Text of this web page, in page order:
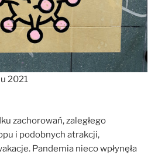
2021
zachorowań, zaległego
i podobnych atrakcji,
Pandemia nieco wpłynęła